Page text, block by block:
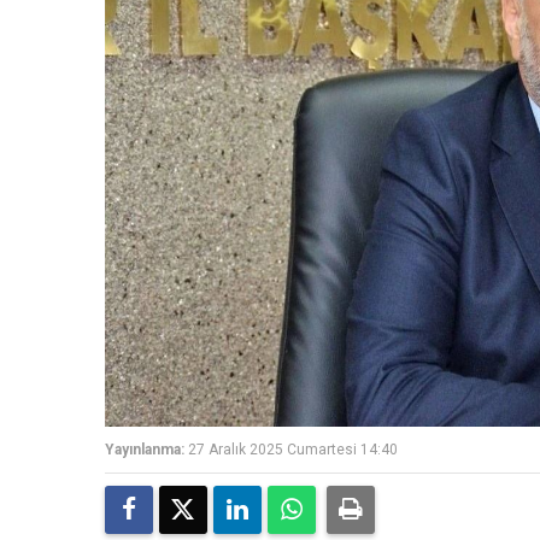
Yayınlanma: 27 Aralık 2025 Cumartesi 14:40